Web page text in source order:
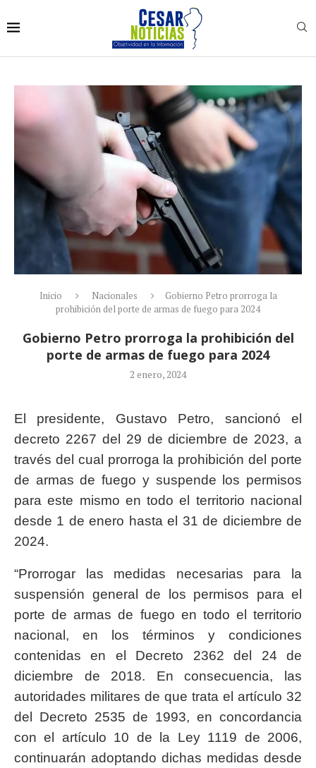
Inicio Nacionales
Gobierno Petro prorroga la
prohibición del porte de armas de fuego para 2024
Gobierno Petro prorroga la prohibición del
porte de armas de fuego para 2024
2 enero, 2024
El presidente, Gustavo Petro, sancionó el
decreto 2267 del 29 de diciembre de 2023, a
través del cual prorroga la prohibición del porte
de armas de fuego y suspende los permisos
para este mismo en todo el territorio nacional
desde 1 de enero hasta el 31 de diciembre de
2024.
“Prorrogar las medidas necesarias para la
suspensión general de los permisos para el
porte de armas de fuego en todo el territorio
nacional, en los términos y condiciones
contenidas en el Decreto 2362 del 24 de
diciembre de 2018. En consecuencia, las
autoridades militares de que trata el artículo 32
del Decreto 2535 de 1993, en concordancia
con el artículo 10 de la Ley 1119 de 2006,
continuarán adoptando dichas medidas desde